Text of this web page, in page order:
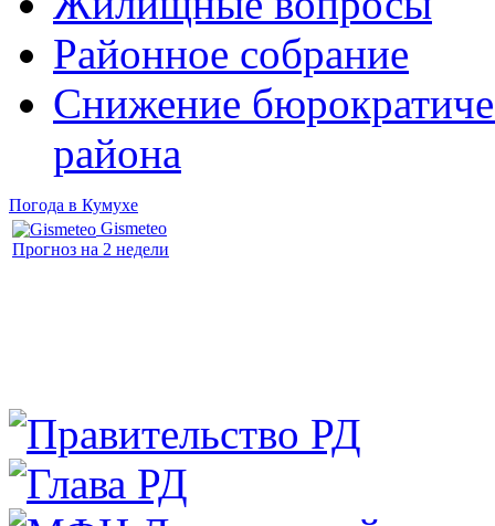
Районное собрание
Снижение
района
Погода в Кумухе
Gismeteo
Прогноз на 2 недели